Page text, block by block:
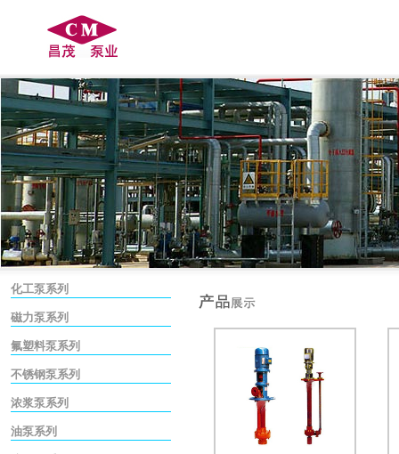
化工泵系列
磁力泵系列
氟塑料泵系列
不锈钢泵系列
浓浆泵系列
油泵系列